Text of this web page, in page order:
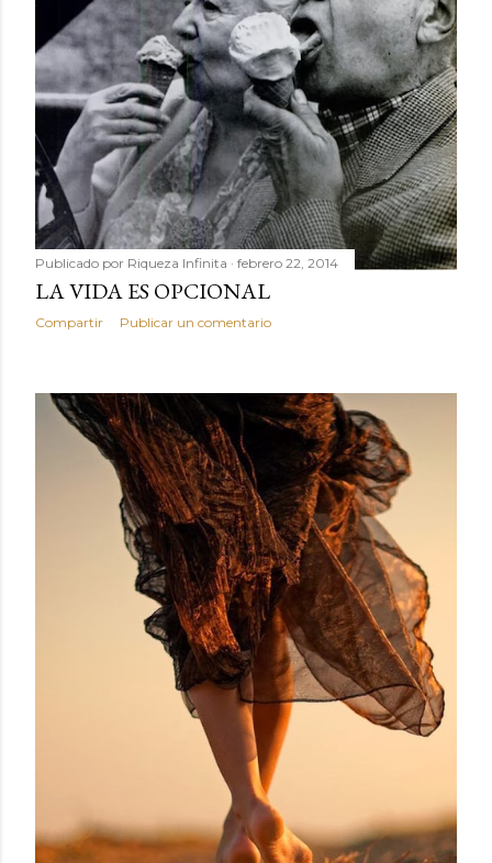
Publicado por Riqueza Infinita febrero 22, 2014
LA VIDA ES OPCIONAL
Compartir Publicar un comentario